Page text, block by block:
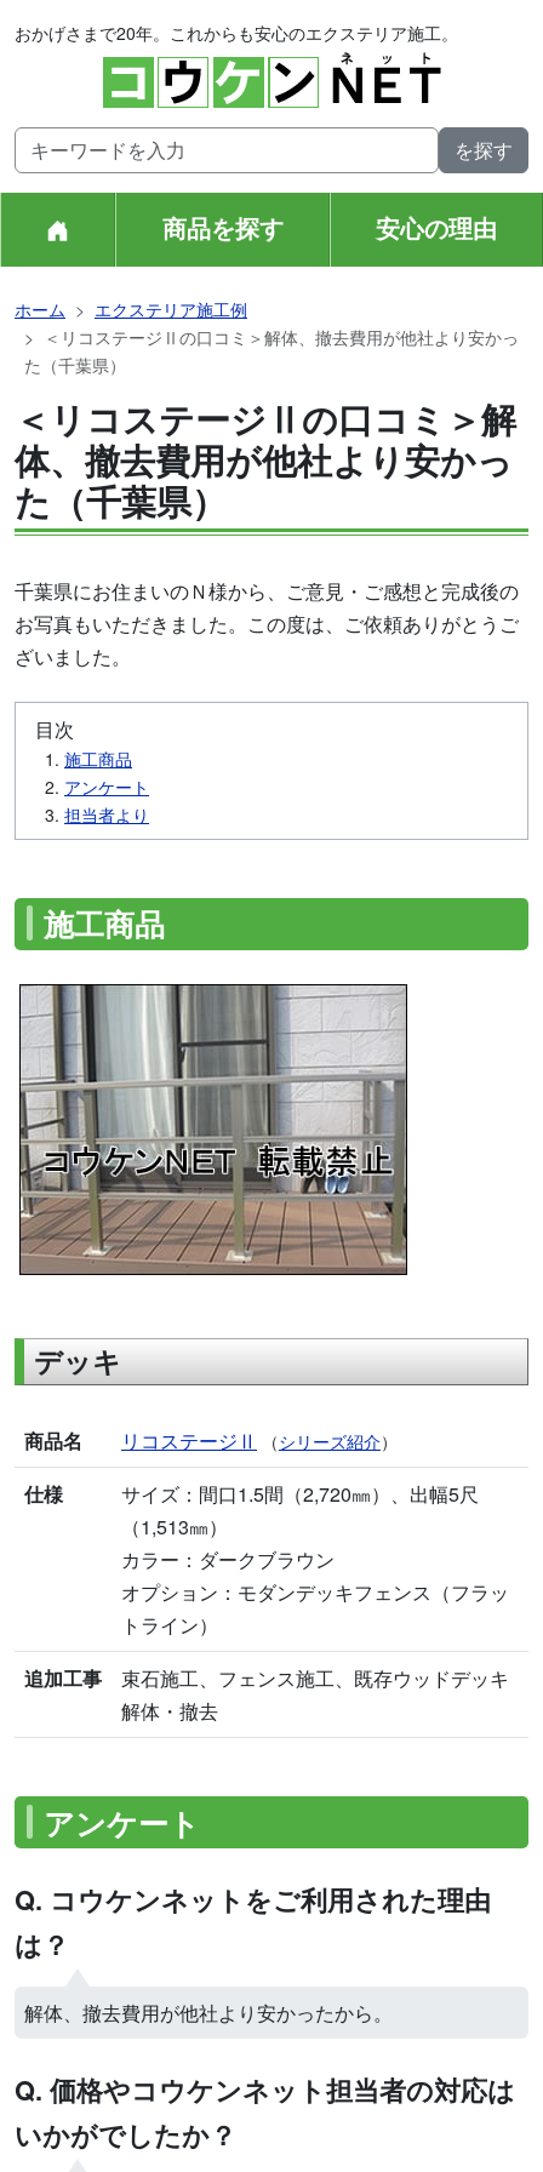
おかげさまで20年。これからも安心のエクステリア施工。
商品を探す 安心の理由
ホーム
エクステリア施工例
＜リコステージⅡの口コミ＞解体、撤去費用が他社より安かっ
た（千葉県）
＜リコステージⅡの口コミ＞解
体、撤去費用が他社より安かっ
た（千葉県）
千葉県にお住まいのＮ様から、ご意見・ご感想と完成後の
お写真もいただきました。この度は、ご依頼ありがとうご
ざいました。
目次
施工商品
アンケート
担当者より
施工商品
デッキ
商品名 リコステージⅡ （シリーズ紹介）
仕様
サイズ：間口1.5間（2,720㎜）、出幅5尺
（1,513㎜）
カラー：ダークブラウン
オプション：モダンデッキフェンス（フラッ
トライン）
追加工事
束石施工、フェンス施工、既存ウッドデッキ
解体・撤去
アンケート
Q. コウケンネットをご利用された理由
は？
解体、撤去費用が他社より安かったから。
Q. 価格やコウケンネット担当者の対応は
いかがでしたか？